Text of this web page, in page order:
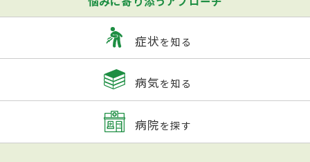
症状を知る
病気を知る
病院を探す